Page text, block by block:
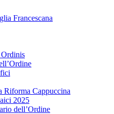
Francescana
Riforma Cappuccina
2025
dell’Ordine